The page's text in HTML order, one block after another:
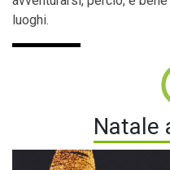
luoghi.
Natale